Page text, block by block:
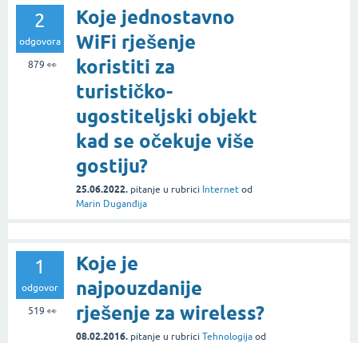
2
odgovora
879 👀
Koje jednostavno
WiFi rješenje
koristiti za
turističko-
ugostiteljski objekt
kad se očekuje više
gostiju?
25.06.2022. pitanje u rubrici Internet od
Marin Duganđija
1
odgovor
519 👀
Koje je
najpouzdanije
rješenje za wireless?
08.02.2016. pitanje u rubrici Tehnologija od